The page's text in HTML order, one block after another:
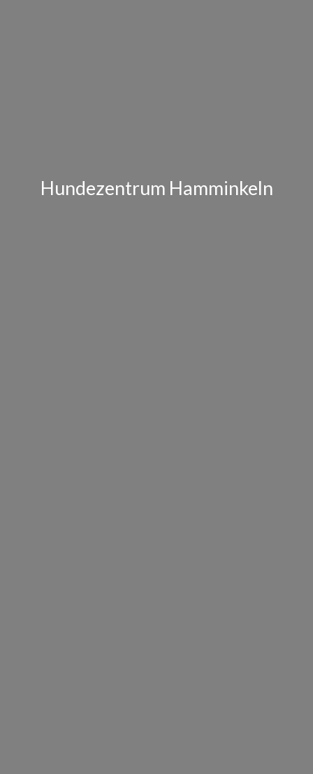
Hundezentrum Hamminkeln